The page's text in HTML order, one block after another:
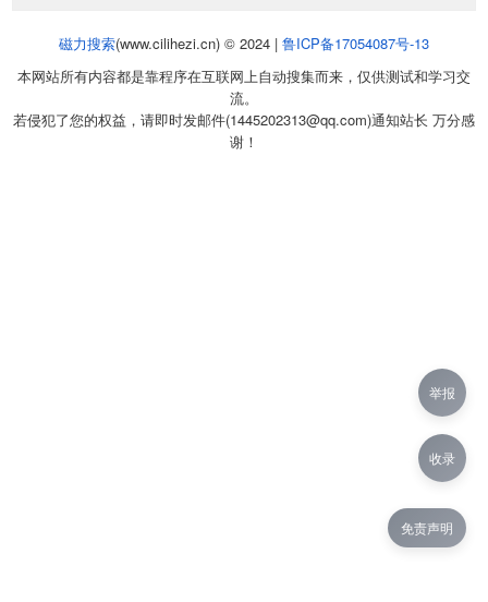
磁力搜索(www.cilihezi.cn) © 2024 | 鲁ICP备17054087号-13
本网站所有内容都是靠程序在互联网上自动搜集而来，仅供测试和学习交
流。
若侵犯了您的权益，请即时发邮件(1445202313@qq.com)通知站长 万分感
谢！
免责声明
举报
收录